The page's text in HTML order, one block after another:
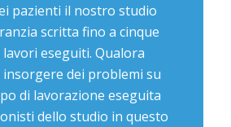
pazienti il nostro studio
scritta fino a cinque
eseguiti. Qualora
dei problemi su
di lavorazione eseguita
dello studio in questo